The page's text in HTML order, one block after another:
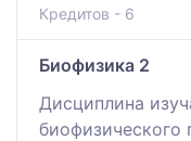
Кредитов - 6
Биофизика 2
Дисциплина
биофизического